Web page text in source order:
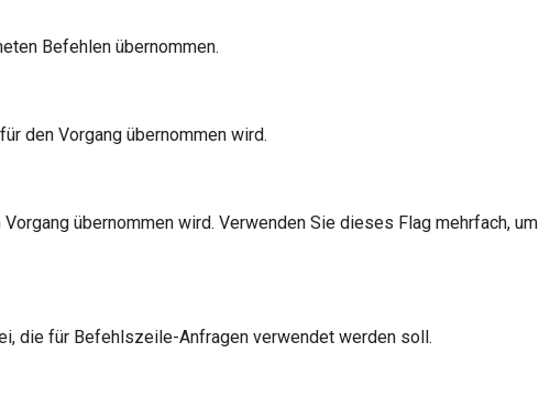
Befehlen übernommen.
den Vorgang übernommen wird.
übernommen wird. Verwenden Sie dieses Flag mehrfach, um
die für Befehlszeile-Anfragen verwendet werden soll.